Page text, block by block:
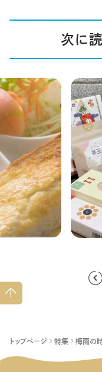
トップページ 特集 梅雨の
次に
朝食・モー
られるお
小松
小松
土産
ペー
ジト
ップ